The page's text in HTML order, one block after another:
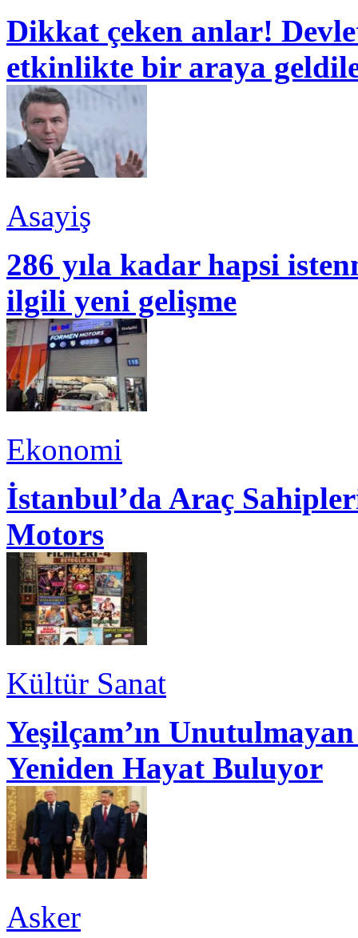
Dikkat çeken anlar!
etkinlikte bir araya
Asayiş
286 yıla kadar hapsi
ilgili yeni gelişme
Ekonomi
İstanbul’da Araç
Motors
Kültür Sanat
Yeşilçam’ın
Yeniden Hayat Buluyor
Asker